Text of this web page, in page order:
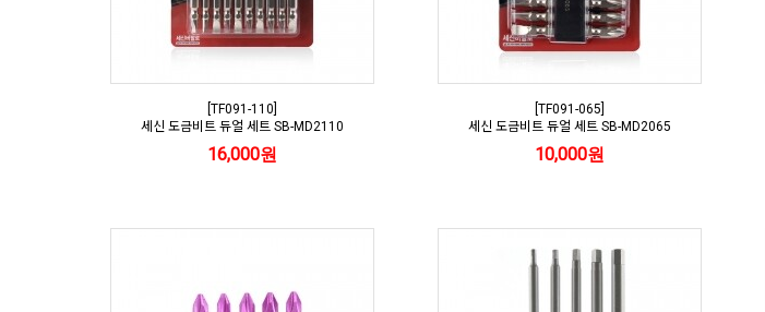
[TF091-110]
세신 도금비트 듀얼 세트 SB-MD2110
16,000원
[TF091-065]
세신 도금비트 듀얼 세트 SB-MD2065
10,000원